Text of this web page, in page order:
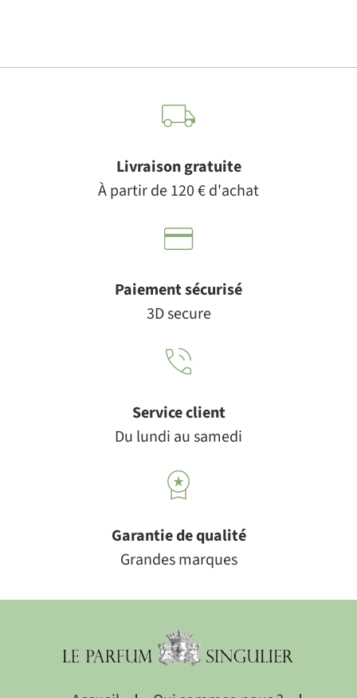
Livraison gratuite
À partir de 120 € d'achat
Paiement sécurisé
3D secure
Service client
Du lundi au samedi
Garantie de qualité
Grandes marques